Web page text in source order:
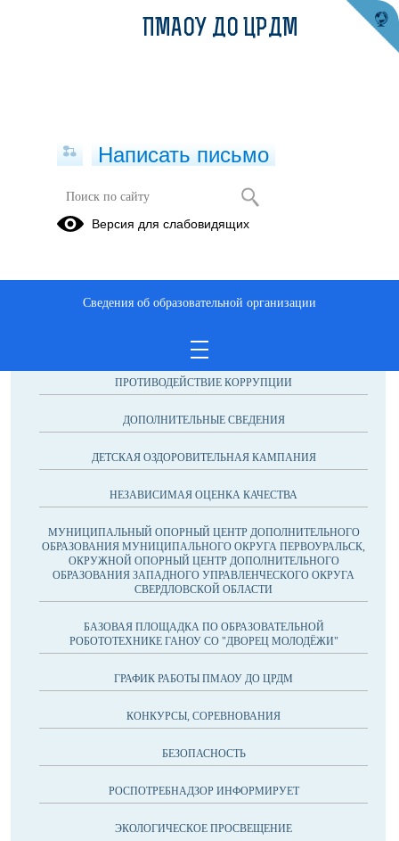
Объявления
ОБРАЩЕНИЯ ГРАЖДАН
ПРОТИВОДЕЙСТВИЕ КОРРУПЦИИ
ДОПОЛНИТЕЛЬНЫЕ СВЕДЕНИЯ
ДЕТСКАЯ ОЗДОРОВИТЕЛЬНАЯ КАМПАНИЯ
НЕЗАВИСИМАЯ ОЦЕНКА КАЧЕСТВА
МУНИЦИПАЛЬНЫЙ ОПОРНЫЙ ЦЕНТР ДОПОЛНИТЕЛЬНОГО
ОБРАЗОВАНИЯ МУНИЦИПАЛЬНОГО ОКРУГА ПЕРВОУРАЛЬСК,
ОКРУЖНОЙ ОПОРНЫЙ ЦЕНТР ДОПОЛНИТЕЛЬНОГО
ОБРАЗОВАНИЯ ЗАПАДНОГО УПРАВЛЕНЧЕСКОГО ОКРУГА
СВЕРДЛОВСКОЙ ОБЛАСТИ
БАЗОВАЯ ПЛОЩАДКА ПО ОБРАЗОВАТЕЛЬНОЙ
РОБОТОТЕХНИКЕ ГАНОУ СО "ДВОРЕЦ МОЛОДЁЖИ"
ГРАФИК РАБОТЫ ПМАОУ ДО ЦРДМ
КОНКУРСЫ, СОРЕВНОВАНИЯ
БЕЗОПАСНОСТЬ
РОСПОТРЕБНАДЗОР ИНФОРМИРУЕТ
ЭКОЛОГИЧЕСКОЕ ПРОСВЕЩЕНИЕ
ПМАОУ ДО ЦРДМ
Написать письмо
Версия для слабовидящих
Сведения об образовательной организации